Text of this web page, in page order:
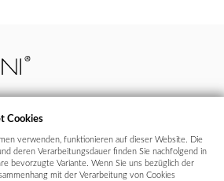
Cookies
verwenden, funktionieren auf dieser Website. Die
deren Verarbeitungsdauer finden Sie nachfolgend in
bevorzugte Variante. Wenn Sie uns bezüglich der
mit der Verarbeitung von Cookies